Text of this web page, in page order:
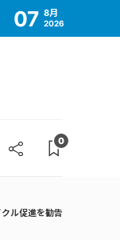
07 8月
2026
0
ル促進を勧告